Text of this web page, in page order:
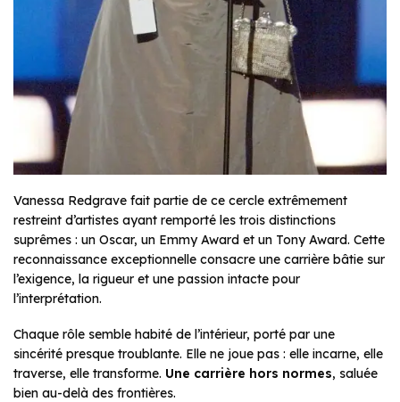
Vanessa Redgrave fait partie de ce cercle extrêmement
restreint d’artistes ayant remporté les trois distinctions
suprêmes : un Oscar, un Emmy Award et un Tony Award. Cette
reconnaissance exceptionnelle consacre une carrière bâtie sur
l’exigence, la rigueur et une passion intacte pour
l’interprétation.
Chaque rôle semble habité de l’intérieur, porté par une
sincérité presque troublante. Elle ne joue pas : elle incarne, elle
traverse, elle transforme. Une carrière hors normes, saluée
bien au-delà des frontières.